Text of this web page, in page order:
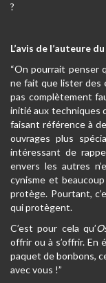
?
L’avis de l’auteure
“On pourrait penser
ne fait que lister des
pas complètement
initié aux techniques
faisant référence à
ouvrages plus
intéressant de
envers les autres
cynisme et
protège. Pourtant,
qui protègent.
C’est pour cela qu’
offrir ou à s’offrir. En
paquet de bonbons,
avec vous !”